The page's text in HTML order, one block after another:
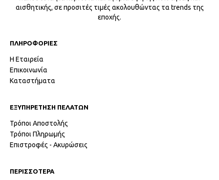
αισθητικής, σε προσιτές τιμές ακολουθώντας τα trends της
εποχής.
ΠΛΗΡΟΦΟΡΙΕΣ
Η Εταιρεία
Επικοινωνία
Καταστήματα
ΕΞΥΠΗΡΕΤΗΣΗ ΠΕΛΑΤΩΝ
Τρόποι Αποστολής
Τρόποι Πληρωμής
Επιστροφές - Ακυρώσεις
ΠΕΡΙΣΣΟΤΕΡΑ